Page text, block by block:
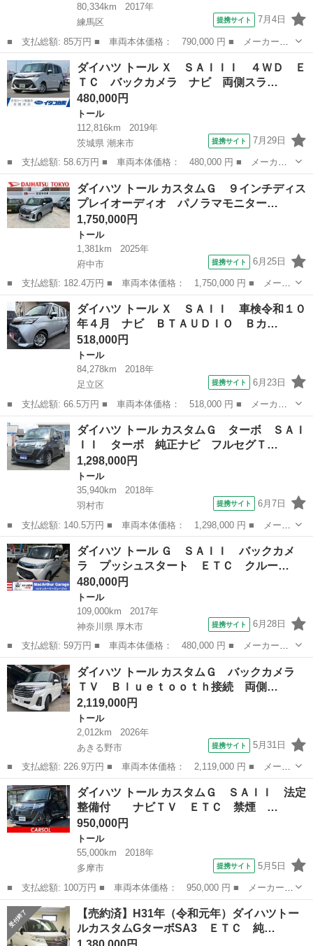
80,334km
2017年
練馬区
提携サイト 7月4日
■ 支払総額: 85万円 ■ 車両本体価格： 790,000 円 ■ メーカー
名： ダイハツ ■ 車種名： トール ■ グレード名： カスタム
Ｇ ターボ ＳＡＩＩ 純正ナビ ＴＶ バックカメラ ＥＴＣ 両
側パワーオートスラ...
東京 練馬区 トール
ダイハツ トール Ｘ ＳＡＩＩＩ ４ＷＤ Ｅ
ＴＣ バックカメラ ナビ 両側スラ…
480,000円
トール
112,816km
2019年
茨城県 潮来市
提携サイト 7月29日
■ 支払総額: 58.6万円 ■ 車両本体価格： 480,000 円 ■ メーカー
名： ダイハツ ■ 車種名： トール ■ グレード名： Ｘ ＳＡＩ
ＩＩ ４ＷＤ ＥＴＣ バックカメラ ナビ 両側スライド・片側電
動 クリアラ...
茨城 潮来市 トール
ダイハツ トール カスタムＧ ９インチディス
プレイオーディオ パノラマモニター…
1,750,000円
トール
1,381km
2025年
府中市
提携サイト 6月25日
■ 支払総額: 182.4万円 ■ 車両本体価格： 1,750,000 円 ■ メーカ
ー名： ダイハツ ■ 車種名： トール ■ グレード名： カスタム
Ｇ ９インチディスプレイオーディオ パノラマモニター 保証 新
車保証・...
東京 府中市 トール
ダイハツ トール Ｘ ＳＡＩＩ 車検令和１０
年４月 ナビ ＢＴＡＵＤＩＯ Ｂカ…
518,000円
トール
84,278km
2018年
足立区
提携サイト 6月23日
■ 支払総額: 66.5万円 ■ 車両本体価格： 518,000 円 ■ メーカー
名： ダイハツ ■ 車種名： トール ■ グレード名： Ｘ ＳＡＩ
Ｉ 車検令和１０年４月 ナビ ＢＴＡＵＤＩＯ Ｂカメラ ＥＴＣ
２．０ ＤＶ...
東京 足立区 トール
ダイハツ トール カスタムＧ ターボ ＳＡＩ
ＩＩ ターボ 純正ナビ フルセグＴ…
1,298,000円
トール
35,940km
2018年
羽村市
提携サイト 6月7日
■ 支払総額: 140.5万円 ■ 車両本体価格： 1,298,000 円 ■ メーカ
ー名： ダイハツ ■ 車種名： トール ■ グレード名： カスタム
Ｇ ターボ ＳＡＩＩＩ ターボ 純正ナビ フルセグＴＶ バック
カメラ ...
東京 羽村市 トール
ダイハツ トール Ｇ ＳＡＩＩ バックカメ
ラ プッシュスタート ＥＴＣ クルー…
480,000円
トール
109,000km
2017年
神奈川県 厚木市
提携サイト 6月28日
■ 支払総額: 59万円 ■ 車両本体価格： 480,000 円 ■ メーカー
名： ダイハツ ■ 車種名： トール ■ グレード名： Ｇ ＳＡＩ
Ｉ バックカメラ プッシュスタート ＥＴＣ クルーズコントロー
ル 両側パワース...
神奈川 厚木市 トール
ダイハツ トール カスタムＧ バックカメラ
ＴＶ Ｂｌｕｅｔｏｏｔｈ接続 両側…
2,119,000円
トール
2,012km
2026年
あきる野市
提携サイト 5月31日
■ 支払総額: 226.9万円 ■ 車両本体価格： 2,119,000 円 ■ メーカ
ー名： ダイハツ ■ 車種名： トール ■ グレード名： カスタム
Ｇ バックカメラ ＴＶ Ｂｌｕｅｔｏｏｔｈ接続 両側電動スライ
ドドア ...
東京 あきる野市 トール
ダイハツ トール カスタムＧ ＳＡＩＩ 法定
整備付 ナビＴＶ ＥＴＣ 禁煙 …
950,000円
トール
55,000km
2018年
多摩市
提携サイト 5月5日
■ 支払総額: 100万円 ■ 車両本体価格： 950,000 円 ■ メーカー
名： ダイハツ ■ 車種名： トール ■ グレード名： カスタム
Ｇ ＳＡＩＩ 法定整備付 ナビＴＶ ＥＴＣ 禁煙 両側電動ス
ライドドア ■ ...
東京 多摩市 トール
【売約済】H31年（令和元年）ダイハツトー
ルカスタムGターボSA3 ＥＴＣ 純…